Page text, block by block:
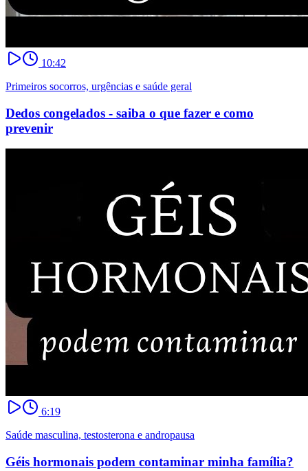
10:42
Primeiros socorros, urgências e saúde geral
Dedos congelados - saiba o que fazer e como
prevenir
6:19
Saúde masculina, testosterona e andropausa
Géis hormonais podem contaminar minha família?